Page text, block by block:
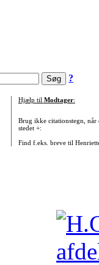
?
Hjælp til Modtager:
Brug ikke citationstegn, når
stedet +:
Find f.eks. breve til